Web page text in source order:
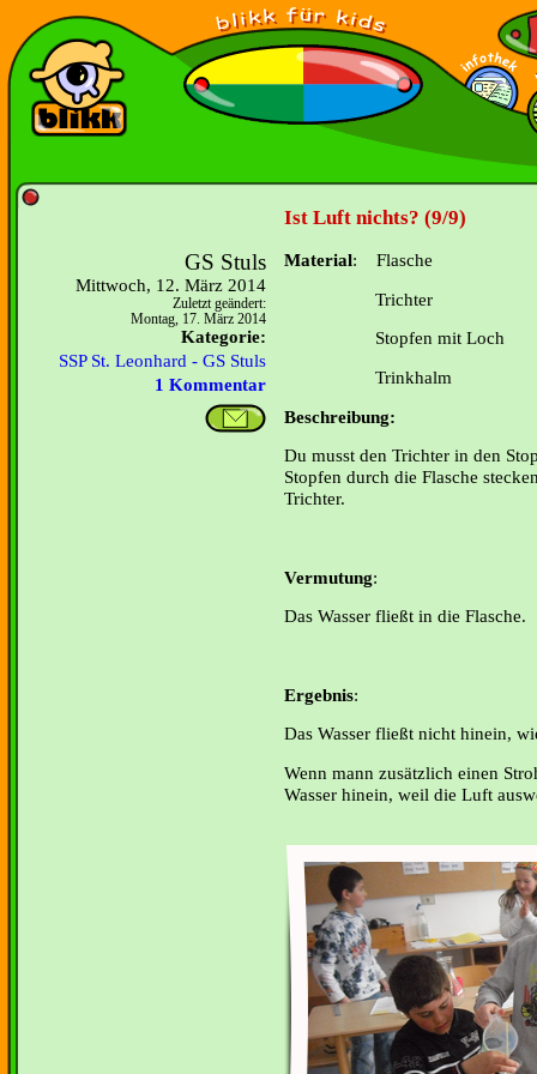
Ist Luft nichts? (9/9)
GS Stuls
Mittwoch, 12. März 2014
Zuletzt geändert:
Montag, 17. März 2014
Kategorie:
SSP St. Leonhard - GS Stuls
1 Kommentar
Material: Flasche
Trichter
Stopfen mit Loch
Trinkhalm
Beschreibung:
Du musst den Trichter in den
Stopfen durch die Flasche
Trichter.
Vermutung:
Das Wasser fließt in die Flasche.
Ergebnis:
Das Wasser fließt nicht hinein,
Wenn mann zusätzlich einen
Wasser hinein, weil die Luft